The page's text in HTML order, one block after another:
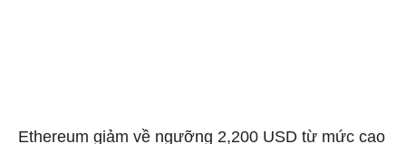
Ethereum giảm về ngưỡng 2,200 USD từ mức cao